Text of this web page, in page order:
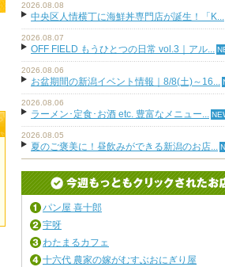
2026.08.08
中央区人情横丁に海鮮丼専門店が誕生！「K...
2026.08.07
OFF FIELD もうひとつの日常 vol.3｜アル...
2026.08.06
お盆期間の新潟イベント情報｜8/8(土)～16...
2026.08.06
ラーメン･定食･お酒 etc. 豊富なメニュー...
2026.08.05
夏のご褒美に！昼飲みができる新潟のお店...
パン屋 喜十郎
宇呀
わたまるカフェ
十六代 農家の嫁がむすぶおにぎり屋